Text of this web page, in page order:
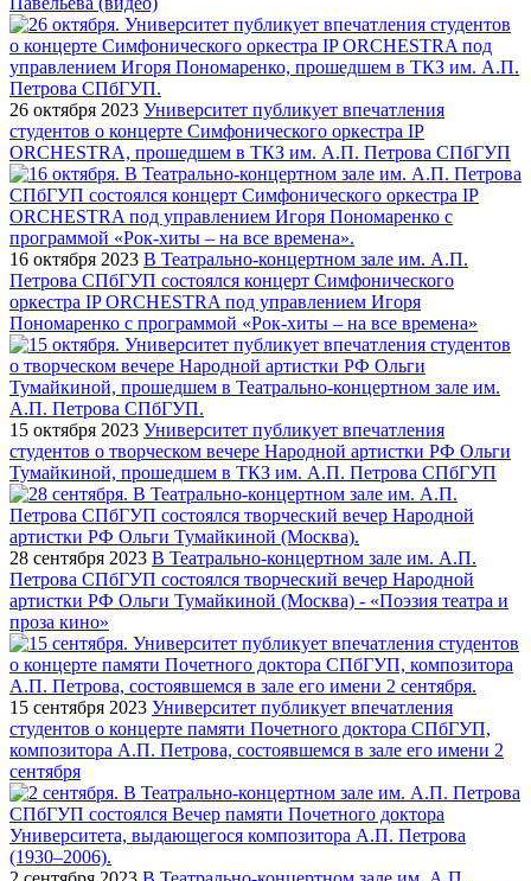
26 октября 2023 Университет публикует впечатления
студентов о концерте Симфонического оркестра IP
ORCHESTRA, прошедшем в ТКЗ им. А.П. Петрова СПбГУП
16 октября 2023 В Театрально-концертном зале им. А.П.
Петрова СПбГУП состоялся концерт Симфонического
оркестра IP ORCHESTRA под управлением Игоря
Пономаренко с программой «Рок-хиты – на все времена»
15 октября 2023 Университет публикует впечатления
студентов о творческом вечере Народной артистки РФ Ольги
Тумайкиной, прошедшем в ТКЗ им. А.П. Петрова СПбГУП
28 сентября 2023 В Театрально-концертном зале им. А.П.
Петрова СПбГУП состоялся творческий вечер Народной
артистки РФ Ольги Тумайкиной (Москва) - «Поэзия театра и
проза кино»
15 сентября 2023 Университет публикует впечатления
студентов о концерте памяти Почетного доктора СПбГУП,
композитора А.П. Петрова, состоявшемся в зале его имени 2
сентября